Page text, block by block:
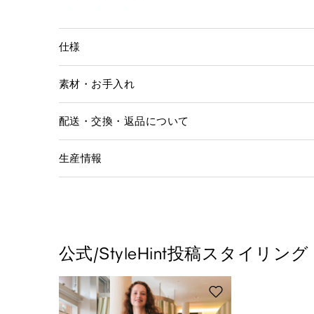
仕様
素材・お手入れ
配送・交換・返品について
生産情報
公式/StyleHint投稿スタイリング